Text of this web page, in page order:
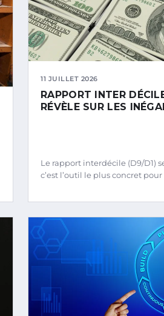
11 JUILLET 2026
RAPPORT INTER
RÉVÈLE SUR LES
Le rapport interdécile (D9/D1)
c’est l’outil le plus concret